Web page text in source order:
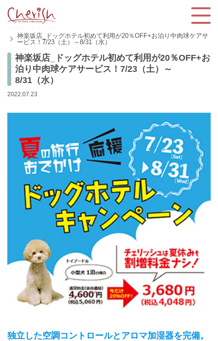
神楽坂店_ドッグホテル初めて利用が20％OFF+お泊り中肉球ケアサ
ービス！7/23（土）～8/31（水）
神楽坂店_ドッグホテル初めて利用が20％OFF+お
泊り中肉球ケアサービス！7/23（土）～
8/31（水）
2022.07.23
独立した空調コントロールとアロマ加湿器を完備。